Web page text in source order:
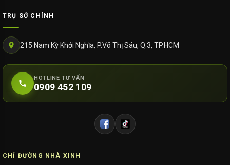
TRỤ SỞ CHÍNH
215 Nam Kỳ Khởi Nghĩa, P.Võ Thị Sáu, Q.3, TP.HCM
HOTLINE TƯ VẤN
0909 452 109
CHỈ ĐƯỜNG NHÀ XINH